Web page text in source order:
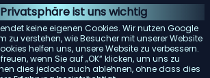
ist uns wichtig
keine eigenen Cookies. Wir nutzen Google
zu verstehen, wie Besucher mit unserer Website
helfen uns, unsere Website zu verbessern.
wenn Sie auf „OK“ klicken, um uns zu
dies jedoch auch ablehnen, ohne dass dies
Energieeffiziente Geräte sparen nicht
Stromrechnung, sondern sind auch
Suchen Sie nach Geräten mit
Bedienelementen und Funktionen.